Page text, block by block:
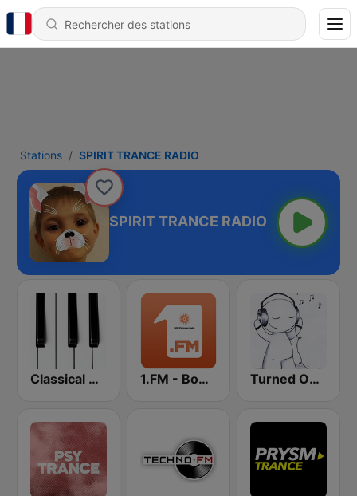
Stations SPIRIT TRANCE RADIO
SPIRIT TRANCE RADIO
Classical Horizon Radio (International) 1.FM - Bom Psytrance Turned On The Trance